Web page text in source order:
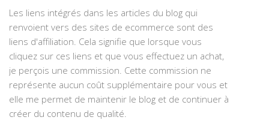
Les liens intégrés dans les articles du blog qui
renvoient vers des sites de ecommerce sont des
liens d'affiliation. Cela signifie que lorsque vous
cliquez sur ces liens et que vous effectuez un achat,
je perçois une commission. Cette commission ne
représente aucun coût supplémentaire pour vous et
elle me permet de maintenir le blog et de continuer à
créer du contenu de qualité.